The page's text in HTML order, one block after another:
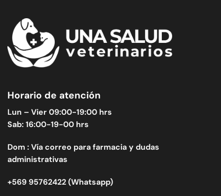
Horario de atención
Lun – Vier 09:00-19:00 hrs
Sab: 16:00-19-00 hrs
Dom : Vía correo para farmacia y dudas
administrativas
+569 95762422 (Whatsapp)